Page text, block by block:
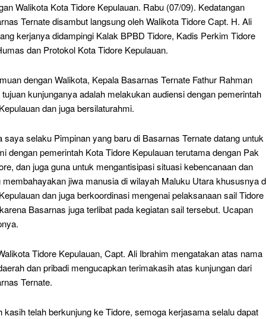
Walikota Kota Tidore Kepulauan. Rabu (07/09). Kedatangan
Ternate disambut langsung oleh Walikota Tidore Capt. H. Ali
kerjanya didampingi Kalak BPBD Tidore, Kadis Perkim Tidore
dan Protokol Kota Tidore Kepulauan.
dengan Walikota, Kepala Basarnas Ternate Fathur Rahman
kunjunganya adalah melakukan audiensi dengan pemerintah
dan juga bersilaturahmi.
saya selaku Pimpinan yang baru di Basarnas Ternate datang untuk
dengan pemerintah Kota Tidore Kepulauan terutama dengan Pak
dan juga guna untuk mengantisipasi situasi kebencanaan dan
jiwa manusia di wilayah Maluku Utara khususnya
dan juga berkoordinasi mengenai pelaksanaan sail Tidore
Basarnas juga terlibat pada kegiatan sail tersebut. Ucapan
Tidore Kepulauan, Capt. Ali Ibrahim mengatakan atas nama
dan pribadi mengucapkan terimakasih atas kunjungan dari
Ternate.
kasih telah berkunjung ke Tidore, semoga kerjasama selalu dapat